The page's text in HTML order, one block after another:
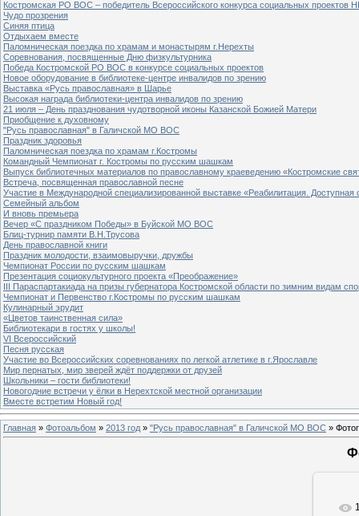
Костромская РО ВОС – победитель Всероссийского конкурса социальных проектов
Чудо прозрения
Синяя птица
Отдыхаем вместе
Паломническая поездка по храмам и монастырям г.Нерехты
Соревнования, посвященные Дню физкультурника
Победа Костромской РО ВОС в конкурсе социальных проектов
Новое оборудование в библиотеке-центре инвалидов по зрению
Выставка «Русь православная» в Шарье
Высокая награда библиотеки-центра инвалидов по зрению
21 июля – День празднования чудотворной иконы Казанской Божией Матери
Приобщение к духовному
"Русь православная" в Галичской МО ВОС
Праздник здоровья
Паломническая поездка по храмам г.Костромы
Командный Чемпионат г. Костромы по русским шашкам
Выпуск библиотечных материалов по православному краеведению «Костромские
Встреча, посвященная православной песне
Участие в Международной специализированной выставке «Реабилитация. Доступная
Семейный альбом
И вновь премьера
Вечер «С праздником Победы» в Буйской МО ВОС
Блиц-турнир памяти В.Н.Трусова
День православной книги
Праздник молодости, взаимовыручки, дружбы
Чемпионат России по русским шашкам
Презентация социокультурного проекта «Преображение»
III Параспартакиада на призы губернатора Костромской области по зимним видам
Чемпионат и Первенство г.Костромы по русским шашкам
Кулинарный эрудит
«Цветов таинственная сила»
Библиотекари в гостях у школы!
VI Всероссийский
Песня русская
Участие во Всероссийских соревнованиях по легкой атлетике в г.Ярославле
Мир пернатых, мир зверей ждёт поддержки от друзей
Школьники – гости библиотеки!
Новогодние встречи у ёлки в Нерехтской местной организации
Вместе встретим Новый год!
Главная » Фотоальбом » 2013 год » "Русь православная" в Галичской МО ВОС »